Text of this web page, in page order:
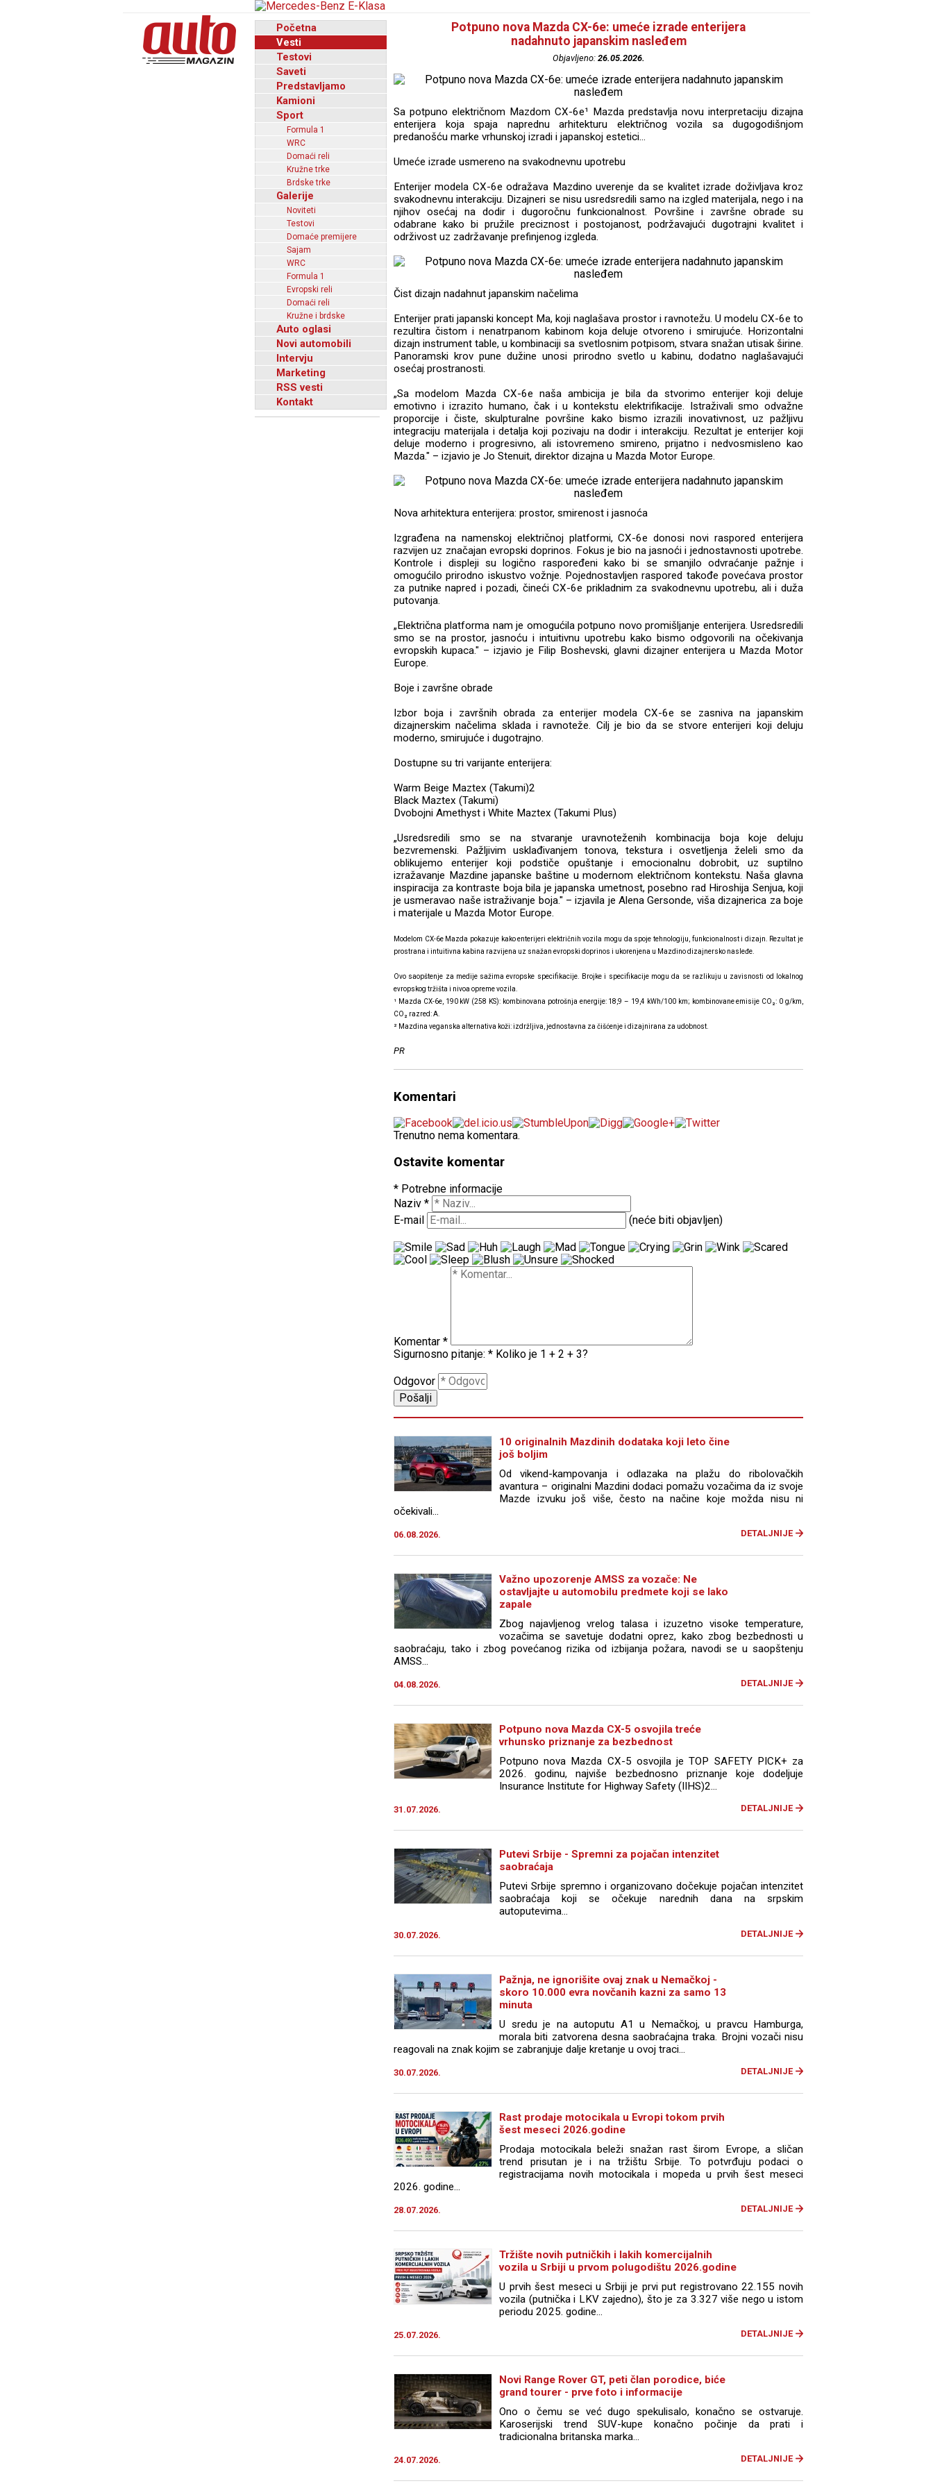
Početna
Vesti
Testovi
Saveti
Predstavljamo
Kamioni
Sport
Formula 1
WRC
Domaći reli
Kružne trke
Brdske trke
Galerije
Noviteti
Testovi
Domaće premijere
Sajam
WRC
Formula 1
Evropski reli
Domaći reli
Kružne i brdske
Auto oglasi
Novi automobili
Intervju
Marketing
RSS vesti
Kontakt
Potpuno nova Mazda CX-6e: umeće izrade enterijera
nadahnuto japanskim nasleđem
Objavljeno: 26.05.2026.
Sa potpuno električnom Mazdom CX-6e¹ Mazda predstavlja novu interpretaciju dizajna
enterijera koja spaja naprednu arhitekturu električnog vozila sa dugogodišnjom
predanošću marke vrhunskoj izradi i japanskoj estetici...
Umeće izrade usmereno na svakodnevnu upotrebu
Enterijer modela CX-6e odražava Mazdino uverenje da se kvalitet izrade doživljava kroz
svakodnevnu interakciju. Dizajneri se nisu usredsredili samo na izgled materijala, nego i na
njihov osećaj na dodir i dugoročnu funkcionalnost. Površine i završne obrade su
odabrane kako bi pružile preciznost i postojanost, podržavajući dugotrajni kvalitet i
održivost uz zadržavanje prefinjenog izgleda.
Čist dizajn nadahnut japanskim načelima
Enterijer prati japanski koncept Ma, koji naglašava prostor i ravnotežu. U modelu CX-6e to
rezultira čistom i nenatrpanom kabinom koja deluje otvoreno i smirujuće. Horizontalni
dizajn instrument table, u kombinaciji sa svetlosnim potpisom, stvara snažan utisak širine.
Panoramski krov pune dužine unosi prirodno svetlo u kabinu, dodatno naglašavajući
osećaj prostranosti.
„Sa modelom Mazda CX-6e naša ambicija je bila da stvorimo enterijer koji deluje
emotivno i izrazito humano, čak i u kontekstu elektrifikacije. Istraživali smo odvažne
proporcije i čiste, skulpturalne površine kako bismo izrazili inovativnost, uz pažljivu
integraciju materijala i detalja koji pozivaju na dodir i interakciju. Rezultat je enterijer koji
deluje moderno i progresivno, ali istovremeno smireno, prijatno i nedvosmisleno kao
Mazda." – izjavio je Jo Stenuit, direktor dizajna u Mazda Motor Europe.
Nova arhitektura enterijera: prostor, smirenost i jasnoća
Izgrađena na namenskoj električnoj platformi, CX-6e donosi novi raspored enterijera
razvijen uz značajan evropski doprinos. Fokus je bio na jasnoći i jednostavnosti upotrebe.
Kontrole i displeji su logično raspoređeni kako bi se smanjilo odvraćanje pažnje i
omogućilo prirodno iskustvo vožnje. Pojednostavljen raspored takođe povećava prostor
za putnike napred i pozadi, čineći CX-6e prikladnim za svakodnevnu upotrebu, ali i duža
putovanja.
„Električna platforma nam je omogućila potpuno novo promišljanje enterijera. Usredsredili
smo se na prostor, jasnoću i intuitivnu upotrebu kako bismo odgovorili na očekivanja
evropskih kupaca." – izjavio je Filip Boshevski, glavni dizajner enterijera u Mazda Motor
Europe.
Boje i završne obrade
Izbor boja i završnih obrada za enterijer modela CX-6e se zasniva na japanskim
dizajnerskim načelima sklada i ravnoteže. Cilj je bio da se stvore enterijeri koji deluju
moderno, smirujuće i dugotrajno.
Dostupne su tri varijante enterijera:
Warm Beige Maztex (Takumi)2
Black Maztex (Takumi)
Dvobojni Amethyst i White Maztex (Takumi Plus)
„Usredsredili smo se na stvaranje uravnoteženih kombinacija boja koje deluju
bezvremenski. Pažljivim usklađivanjem tonova, tekstura i osvetljenja želeli smo da
oblikujemo enterijer koji podstiče opuštanje i emocionalnu dobrobit, uz suptilno
izražavanje Mazdine japanske baštine u modernom električnom kontekstu. Naša glavna
inspiracija za kontraste boja bila je japanska umetnost, posebno rad Hiroshija Senjua, koji
je usmeravao naše istraživanje boja." – izjavila je Alena Gersonde, viša dizajnerica za boje
i materijale u Mazda Motor Europe.
Modelom CX-6e Mazda pokazuje kako enterijeri električnih vozila mogu da spoje tehnologiju, funkcionalnost i dizajn. Rezultat je
prostrana i intuitivna kabina razvijena uz snažan evropski doprinos i ukorenjena u Mazdino dizajnersko nasleđe.
Ovo saopštenje za medije sažima evropske specifikacije. Brojke i specifikacije mogu da se razlikuju u zavisnosti od lokalnog
evropskog tržišta i nivoa opreme vozila.
¹ Mazda CX-6e, 190 kW (258 KS): kombinovana potrošnja energije: 18,9 – 19,4 kWh/100 km; kombinovane emisije CO₂: 0 g/km,
CO₂ razred: A.
² Mazdina veganska alternativa koži: izdržljiva, jednostavna za čišćenje i dizajnirana za udobnost.
PR
Komentari
Trenutno nema komentara.
Ostavite komentar
* Potrebne informacije
Naziv *
E-mail
(neće biti objavljen)
Komentar *
Sigurnosno pitanje: * Koliko je 1 + 2 + 3?
Odgovor
10 originalnih Mazdinih dodataka koji leto čine
još boljim
Od vikend-kampovanja i odlazaka na plažu do ribolovačkih
avantura – originalni Mazdini dodaci pomažu vozačima da iz svoje
Mazde izvuku još više, često na načine koje možda nisu ni
očekivali...
06.08.2026. DETALJNIJE
Važno upozorenje AMSS za vozače: Ne
ostavljajte u automobilu predmete koji se lako
zapale
Zbog najavljenog vrelog talasa i izuzetno visoke temperature,
vozačima se savetuje dodatni oprez, kako zbog bezbednosti u
saobraćaju, tako i zbog povećanog rizika od izbijanja požara, navodi se u saopštenju
AMSS...
04.08.2026. DETALJNIJE
Potpuno nova Mazda CX-5 osvojila treće
vrhunsko priznanje za bezbednost
Potpuno nova Mazda CX-5 osvojila je TOP SAFETY PICK+ za
2026. godinu, najviše bezbednosno priznanje koje dodeljuje
Insurance Institute for Highway Safety (IIHS)2...
31.07.2026. DETALJNIJE
Putevi Srbije - Spremni za pojačan intenzitet
saobraćaja
Putevi Srbije spremno i organizovano dočekuje pojačan intenzitet
saobraćaja koji se očekuje narednih dana na srpskim
autoputevima...
30.07.2026. DETALJNIJE
Pažnja, ne ignorišite ovaj znak u Nemačkoj -
skoro 10.000 evra novčanih kazni za samo 13
minuta
U sredu je na autoputu A1 u Nemačkoj, u pravcu Hamburga,
morala biti zatvorena desna saobraćajna traka. Brojni vozači nisu
reagovali na znak kojim se zabranjuje dalje kretanje u ovoj traci...
30.07.2026. DETALJNIJE
Rast prodaje motocikala u Evropi tokom prvih
šest meseci 2026.godine
Prodaja motocikala beleži snažan rast širom Evrope, a sličan
trend prisutan je i na tržištu Srbije. To potvrđuju podaci o
registracijama novih motocikala i mopeda u prvih šest meseci
2026. godine...
28.07.2026. DETALJNIJE
Tržište novih putničkih i lakih komercijalnih
vozila u Srbiji u prvom polugodištu 2026.godine
U prvih šest meseci u Srbiji je prvi put registrovano 22.155 novih
vozila (putnička i LKV zajedno), što je za 3.327 više nego u istom
periodu 2025. godine...
25.07.2026. DETALJNIJE
Novi Range Rover GT, peti član porodice, biće
grand tourer - prve foto i informacije
Ono o čemu se već dugo spekulisalo, konačno se ostvaruje.
Karoserijski trend SUV-kupe konačno počinje da prati i
tradicionalna britanska marka...
24.07.2026. DETALJNIJE